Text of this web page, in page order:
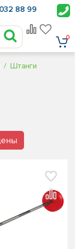
88 99
0
Штанги